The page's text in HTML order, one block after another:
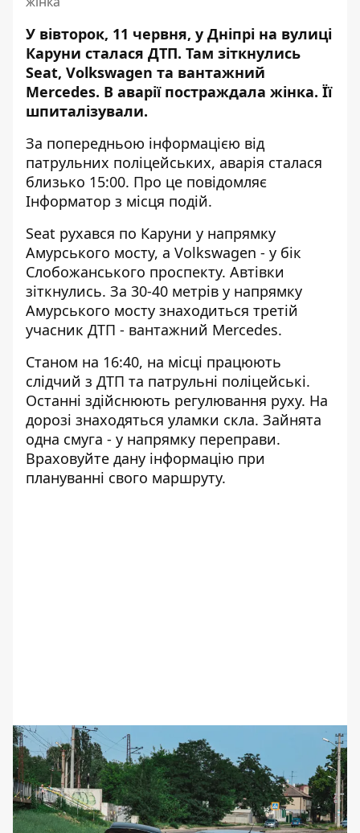
У вівторок, 11 червня, у Дніпрі на вулиці
Каруни сталася ДТП. Там зіткнулись
Seat, Volkswagen та вантажний
Mercedes. В аварії постраждала жінка. Її
шпиталізували.
За попередньою інформацією від
патрульних поліцейських, аварія сталася
близько 15:00. Про це повідомляє
Інформатор з місця подій.
Seat рухався по Каруни у напрямку
Амурського мосту, а Volkswagen - у бік
Слобожанського проспекту. Автівки
зіткнулись. За 30-40 метрів у напрямку
Амурського мосту знаходиться третій
учасник ДТП - вантажний Mercedes.
Станом на 16:40, на місці працюють
слідчий з ДТП та патрульні поліцейські.
Останні здійснюють регулювання руху. На
дорозі знаходяться уламки скла. Зайнята
одна смуга - у напрямку переправи.
Враховуйте дану інформацію при
плануванні свого маршруту.